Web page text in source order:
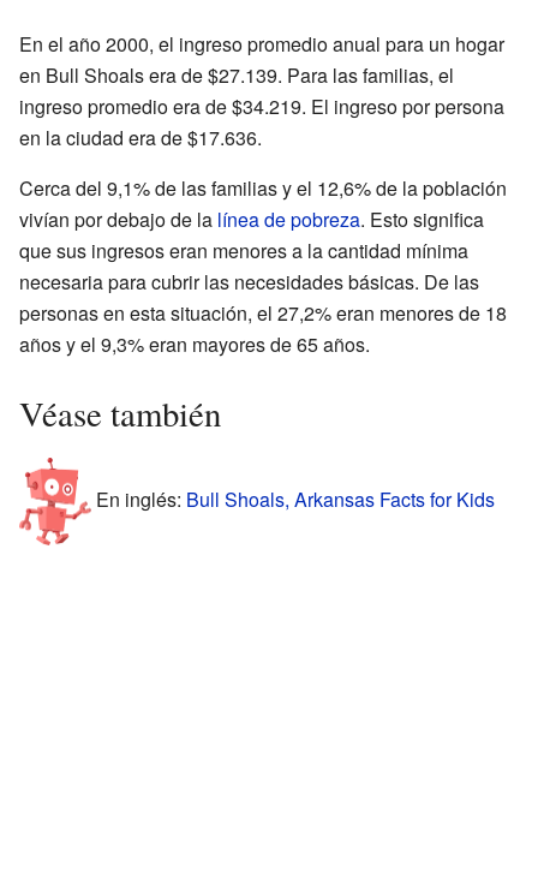
En el año 2000, el ingreso promedio anual para un hogar
en Bull Shoals era de $27.139. Para las familias, el
ingreso promedio era de $34.219. El ingreso por persona
en la ciudad era de $17.636.
Cerca del 9,1% de las familias y el 12,6% de la población
vivían por debajo de la línea de pobreza. Esto significa
que sus ingresos eran menores a la cantidad mínima
necesaria para cubrir las necesidades básicas. De las
personas en esta situación, el 27,2% eran menores de 18
años y el 9,3% eran mayores de 65 años.
Véase también
En inglés: Bull Shoals, Arkansas Facts for Kids